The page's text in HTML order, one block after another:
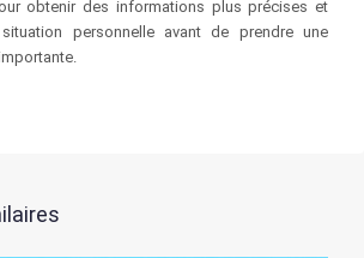
obtenir des informations plus précises et
personnelle avant de prendre une